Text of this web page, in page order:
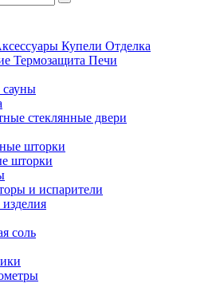
Купели Отделка
Термозащита Печи
сауны
стеклянные двери
шторки
шторки
и испарители
соль